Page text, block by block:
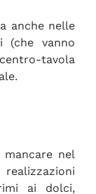
anche nelle
(che vanno
tavola
mancare nel
ai dolci,